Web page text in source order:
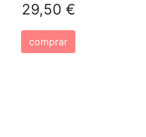
29,50 €
comprar